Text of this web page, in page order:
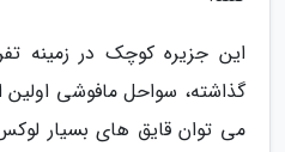
این جزیره کوچک در زمینه
گذاشته، سواحل مافوشی
می توان قایق های بسیار